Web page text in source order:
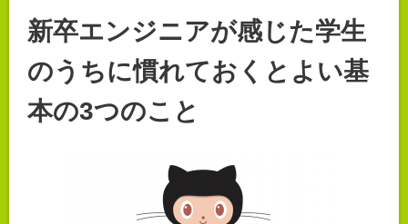
新卒エンジニアが感じた学生
のうちに慣れておくとよい基
本の3つのこと